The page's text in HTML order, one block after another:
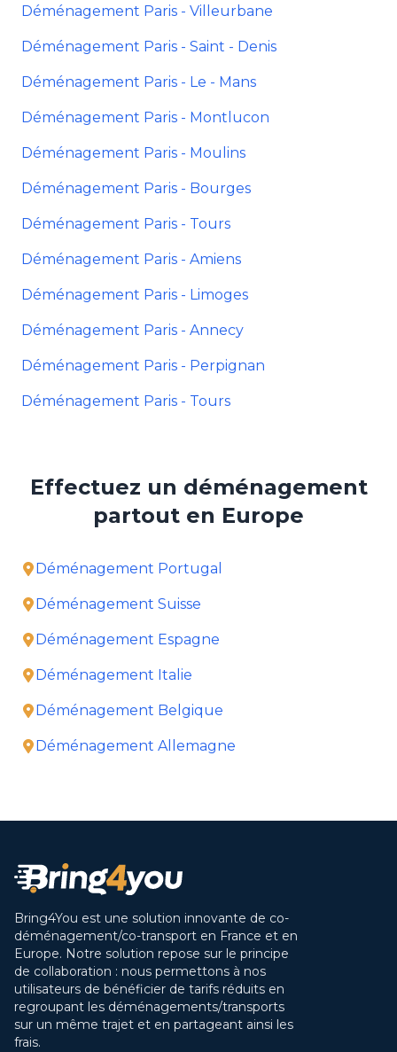
Déménagement Paris - Villeurbane
Déménagement Paris - Saint - Denis
Déménagement Paris - Le - Mans
Déménagement Paris - Montlucon
Déménagement Paris - Moulins
Déménagement Paris - Bourges
Déménagement Paris - Tours
Déménagement Paris - Amiens
Déménagement Paris - Limoges
Déménagement Paris - Annecy
Déménagement Paris - Perpignan
Déménagement Paris - Tours
Effectuez un déménagement
partout en Europe
Déménagement Portugal
Déménagement Suisse
Déménagement Espagne
Déménagement Italie
Déménagement Belgique
Déménagement Allemagne
Bring4You est une solution innovante de co-
déménagement/co-transport en France et en
Europe. Notre solution repose sur le principe
de collaboration : nous permettons à nos
utilisateurs de bénéficier de tarifs réduits en
regroupant les déménagements/transports
sur un même trajet et en partageant ainsi les
frais.